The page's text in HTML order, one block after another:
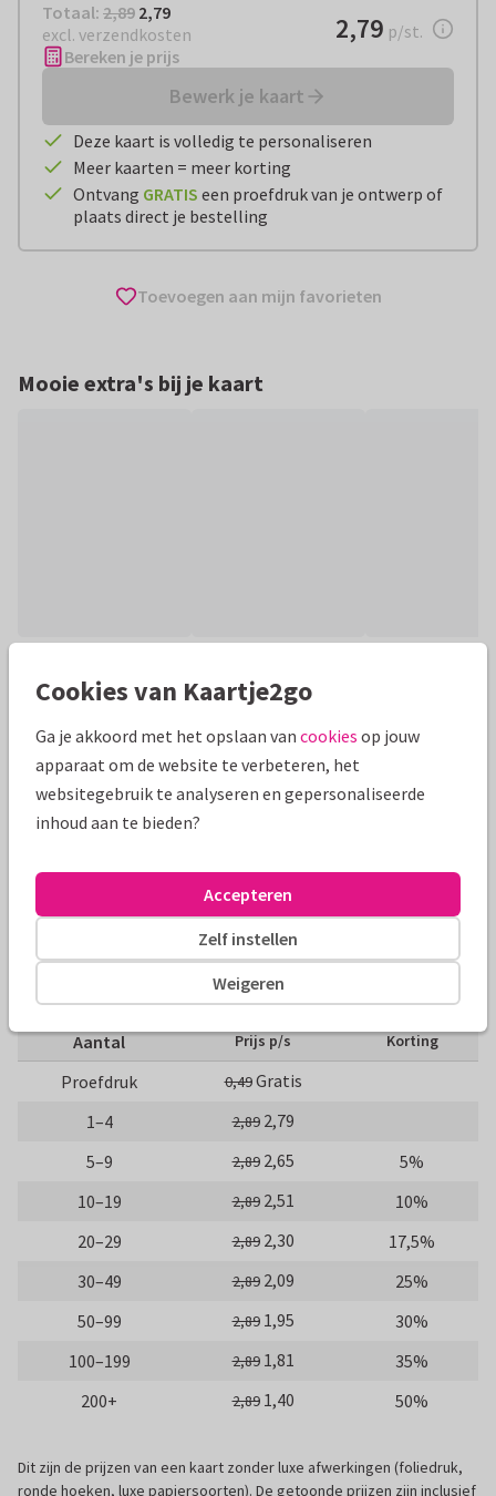
Totaal: € 2,79
Totaal: 2,89 2,79
excl. verzendkosten
€ 2,79per stuk
2,79 p/st.
Bereken je prijs
Bewerk je kaart
Deze kaart is volledig te personaliseren
Meer kaarten = meer korting
Ontvang GRATIS een proefdruk van je ontwerp of
plaats direct je bestelling
Toevoegen aan mijn favorieten
Mooie extra's bij je kaart
Productinformatie
het oppassen, helpen met verhuizen, klussen, noem maar op
:) Let op: goud is geen folie
Alle kaarten zijn helemaal naar wens aan te passen
Formaten en tarieven
14 x 14 cm
Aantal Prijs p/s Korting
Proefdruk 0,49Gratis
1–4
2,89 2,79
5–9
2,89 2,65
5%
10–19
2,89 2,51
10%
20–29
2,89 2,30
17,5%
30–49
2,89 2,09
25%
50–99
2,89 1,95
30%
100–199
2,89 1,81
35%
200+
2,89 1,40 50%
Dit zijn de prijzen van een kaart zonder luxe afwerkingen (foliedruk,
ronde hoeken, luxe papiersoorten). De getoonde prijzen zijn inclusief
Cookies van Kaartje2go
Ga je akkoord met het opslaan van cookies op jouw
apparaat om de website te verbeteren, het
websitegebruik te analyseren en gepersonaliseerde
inhoud aan te bieden?
Weigeren
Zelf instellen
Accepteren